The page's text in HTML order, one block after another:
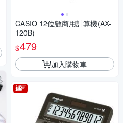
CASIO 12位數商用計算機(AX-
120B)
$479
加入購物車